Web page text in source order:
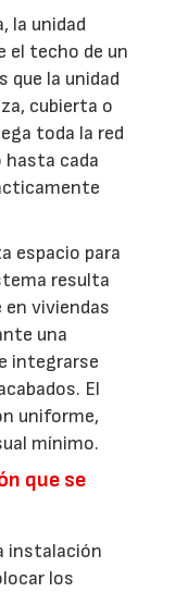
la unidad
el techo de un
que la unidad
cubierta o
toda la red
hasta cada
espacio para
resulta
viviendas
una
integrarse
El
uniforme,
mínimo.
que se
instalación
los